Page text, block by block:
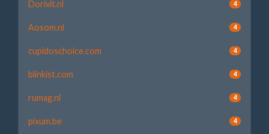
Dorivit.nl 4
Aosom.nl 4
cupidoschoice.com 4
blinkist.com 4
rumag.nl 4
pixum.be 4